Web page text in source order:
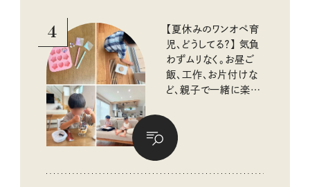
4
【夏休みのワンオペ育
児、どうしてる？】 気負
わずムリなく。お昼ご
飯、工作、お片付けな
ど、親子で一緒に楽し